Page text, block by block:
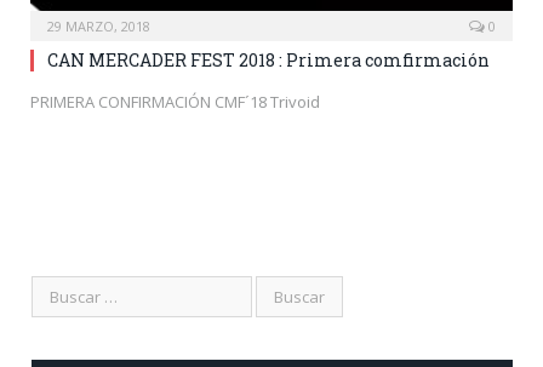
29 MARZO, 2018 0
CAN MERCADER FEST 2018 : Primera comfirmación
PRIMERA CONFIRMACIÓN CMF´18 Trivoid